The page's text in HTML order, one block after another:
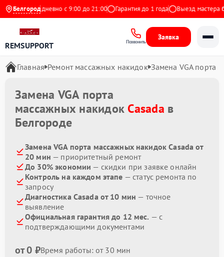
Белгород
Ежедневно с 9:00 до 21:00 Гарантия до 1 года Выезд мастера
REMSUPPORT Позвонить
Заявка
Главная Ремонт массажных накидок Замена VGA порта
Замена VGA порта
массажных накидок Casada в
Белгороде
Замена VGA порта массажных накидок Casada от
20 мин — приоритетный ремонт
До 30% экономии — скидки при заявке онлайн
Контроль на каждом этапе — статус ремонта по
запросу
Диагностика Casada от 10 мин — точное
выявление
Официальная гарантия до 12 мес. — с
подтверждающими документами
от 0 ₽Время работы: от 30 мин